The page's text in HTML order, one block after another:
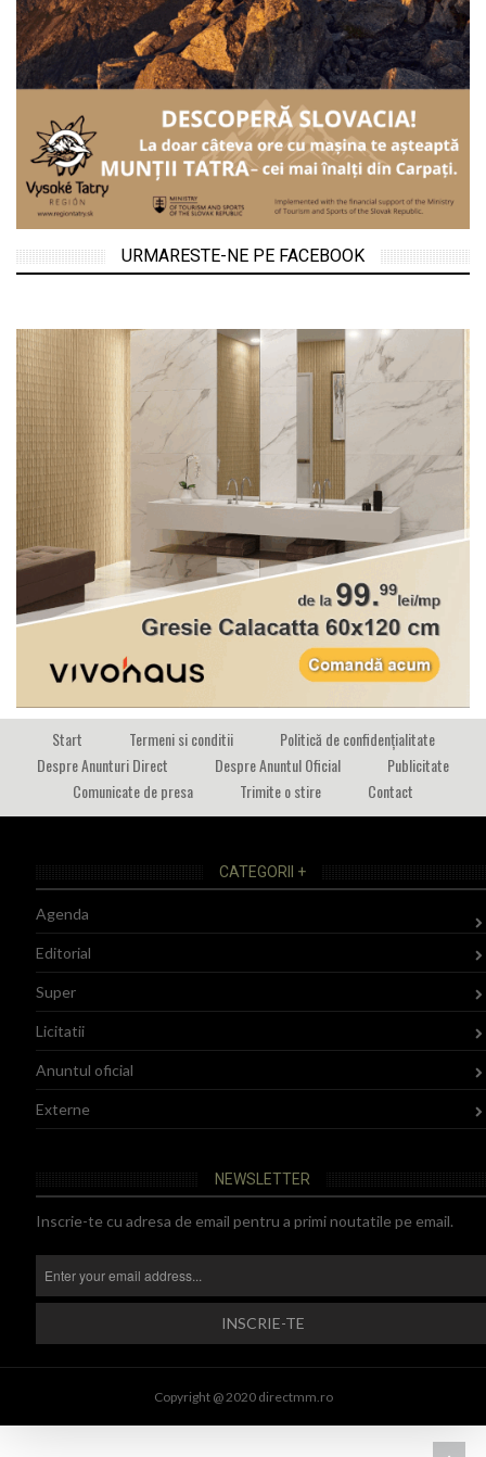
URMARESTE-NE PE FACEBOOK
Start Termeni si conditii
Politică de confidențialitate
Despre Anunturi Direct
Despre Anuntul Oficial
Publicitate
Comunicate de presa
Trimite o stire Contact
CATEGORII +
Agenda
Editorial
Super
Licitatii
Anuntul oficial
Externe
NEWSLETTER
Inscrie-te cu adresa de email pentru a primi noutatile pe email.
Copyright @ 2020 directmm.ro